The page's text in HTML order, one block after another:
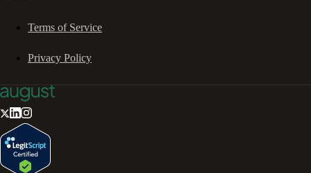
Terms of Service
Privacy Policy